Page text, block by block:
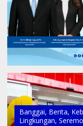
Banggai, Berita,
Lingkungan,